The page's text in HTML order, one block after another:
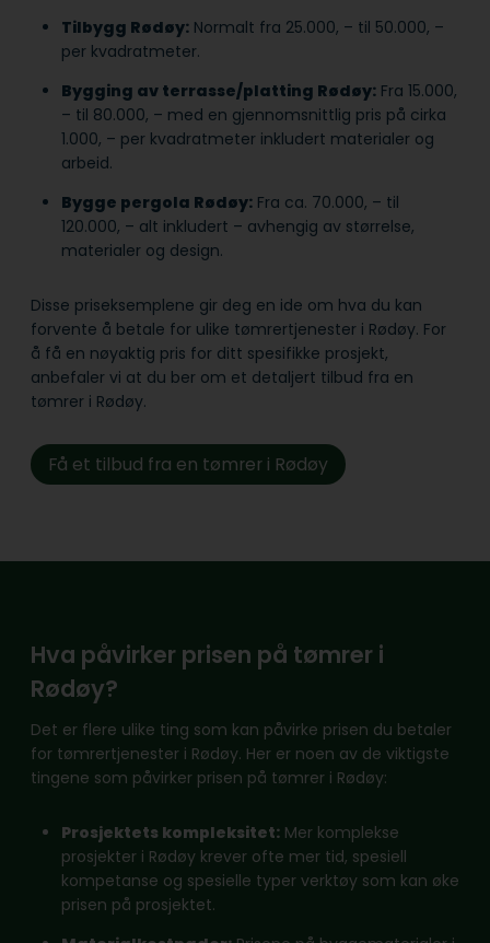
Tilbygg Rødøy: Normalt fra 25.000, – til 50.000, –
per kvadratmeter.
Bygging av terrasse/platting Rødøy: Fra 15.000,
– til 80.000, – med en gjennomsnittlig pris på cirka
1.000, – per kvadratmeter inkludert materialer og
arbeid.
Bygge pergola Rødøy: Fra ca. 70.000, – til
120.000, – alt inkludert – avhengig av størrelse,
materialer og design.
Disse priseksemplene gir deg en ide om hva du kan
forvente å betale for ulike tømrertjenester i Rødøy. For
å få en nøyaktig pris for ditt spesifikke prosjekt,
anbefaler vi at du ber om et detaljert tilbud fra en
tømrer i Rødøy.
Få et tilbud fra en tømrer i Rødøy
Hva påvirker prisen på tømrer i
Rødøy?
Det er flere ulike ting som kan påvirke prisen du betaler
for tømrertjenester i Rødøy. Her er noen av de viktigste
tingene som påvirker prisen på tømrer i Rødøy:
Prosjektets kompleksitet: Mer komplekse
prosjekter i Rødøy krever ofte mer tid, spesiell
kompetanse og spesielle typer verktøy som kan øke
prisen på prosjektet.